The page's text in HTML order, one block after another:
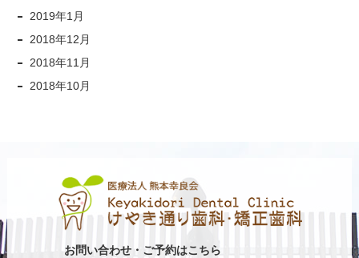
2019年1月
2018年12月
2018年11月
2018年10月
お問い合わせ・ご予約はこちら